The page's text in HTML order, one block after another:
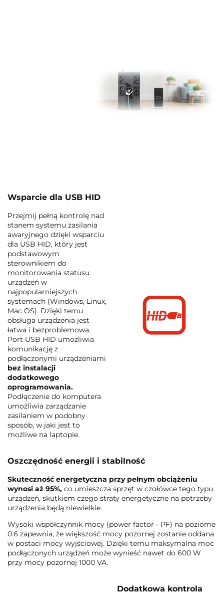
Wsparcie dla USB HID
Przejmij pełną kontrolę nad
stanem systemu zasilania
awaryjnego dzięki wsparciu
dla USB HID, który jest
podstawowym
sterownikiem do
monitorowania statusu
urządzeń w
najpopularniejszych
systemach (Windows, Linux,
Mac OS). Dzięki temu
obsługa urządzenia jest
łatwa i bezproblemowa.
Port USB HID umożliwia
komunikację z
podłączonymi urządzeniami
bez instalacji
dodatkowego
oprogramowania.
Podłączenie do komputera
umożliwia zarządzanie
zasilaniem w podobny
sposób, w jaki jest to
możliwe na laptopie.
Oszczędność energii i stabilność
Skuteczność energetyczna przy pełnym obciążeniu
wynosi aż 95%, co umieszcza sprzęt w czołówce tego typu
urządzeń, skutkiem czego straty energetyczne na potrzeby
urządzenia będą niewielkie.
Wysoki współczynnik mocy (power factor - PF) na poziome
0.6 zapewnia, że większość mocy pozornej zostanie oddana
w postaci mocy wyjściowej. Dzięki temu maksymalna moc
podłączonych urządzeń może wynieść nawet do 600 W
przy mocy pozornej 1000 VA.
Dodatkowa kontrola